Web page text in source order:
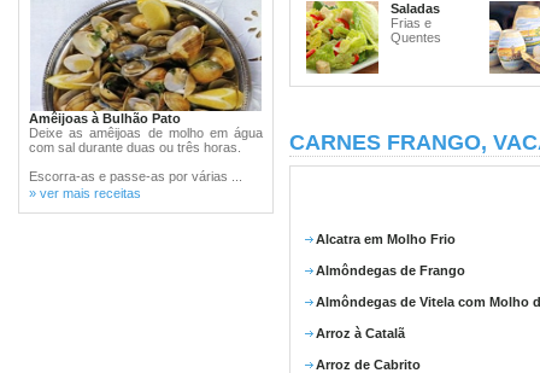
Amêijoas à Bulhão Pato
Deixe as amêijoas de molho em água
com sal durante duas ou três horas.
Escorra-as e passe-as por várias ...
» ver mais receitas
Saladas
Frias e
Quentes
CARNES FRANGO,
Alcatra em Molho Frio
Almôndegas de Frango
Almôndegas de Vitela com Molho
Arroz à Catalã
Arroz de Cabrito